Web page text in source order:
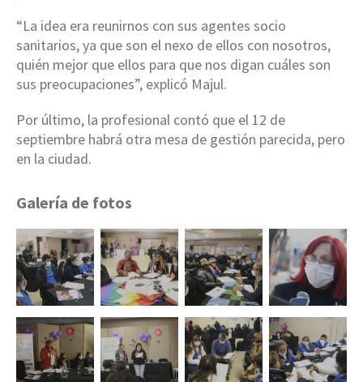
“La idea era reunirnos con sus agentes socio
sanitarios, ya que son el nexo de ellos con nosotros,
quién mejor que ellos para que nos digan cuáles son
sus preocupaciones”, explicó Majul.
Por último, la profesional contó que el 12 de
septiembre habrá otra mesa de gestión parecida, pero
en la ciudad.
Galería de fotos